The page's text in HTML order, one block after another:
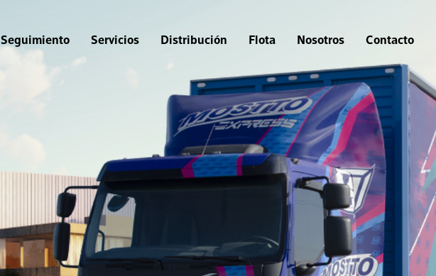
Seguimiento Servicios Distribución Flota Nosotros Contacto